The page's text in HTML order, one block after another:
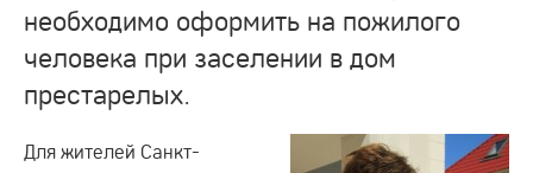
необходимо оформить на пожилого
человека при заселении в дом
престарелых.
Для жителей Санкт-